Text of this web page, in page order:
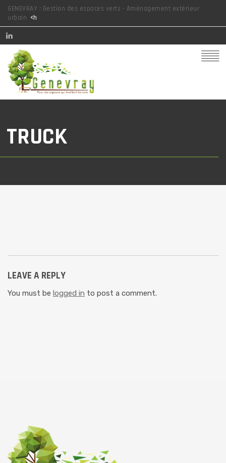
GENEVRAY : Gestion des espaces verts - Aménagement extérieur
urbain <h
TRUCK
LEAVE A REPLY
You must be logged in to post a comment.